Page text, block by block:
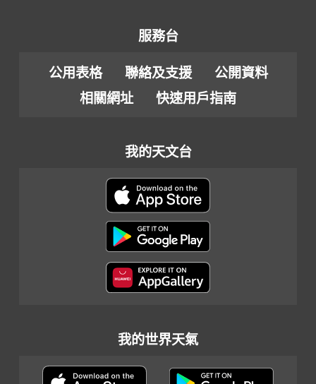
服務台
公用表格 聯絡及支援
公開資料
相關網址
快速用戶指南
我的天文台
我的世界天氣